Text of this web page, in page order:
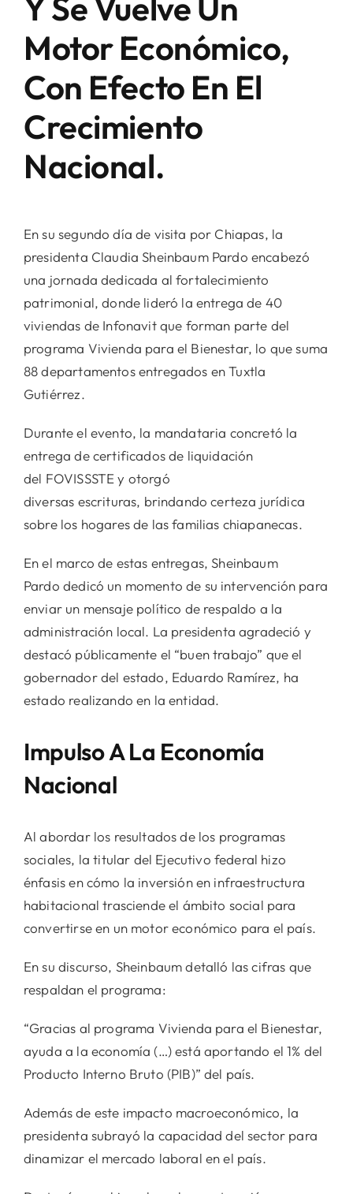
Motor Económico,
Con Efecto En El
Crecimiento
Nacional.
En su segundo día de visita por Chiapas, la
presidenta Claudia Sheinbaum Pardo encabezó
una jornada dedicada al fortalecimiento
patrimonial, donde lideró la entrega de 40
viviendas de Infonavit que forman parte del
programa Vivienda para el Bienestar, lo que suma
88 departamentos entregados en Tuxtla
Gutiérrez.
Durante el evento, la mandataria concretó la
entrega de certificados de liquidación
del FOVISSSTE y otorgó
diversas escrituras, brindando certeza jurídica
sobre los hogares de las familias chiapanecas.
En el marco de estas entregas, Sheinbaum
Pardo dedicó un momento de su intervención para
enviar un mensaje político de respaldo a la
administración local. La presidenta agradeció y
destacó públicamente el “buen trabajo” que el
gobernador del estado, Eduardo Ramírez, ha
estado realizando en la entidad.
Impulso A La Economía
Nacional
Al abordar los resultados de los programas
sociales, la titular del Ejecutivo federal hizo
énfasis en cómo la inversión en infraestructura
habitacional trasciende el ámbito social para
convertirse en un motor económico para el país.
En su discurso, Sheinbaum detalló las cifras que
respaldan el programa:
“Gracias al programa Vivienda para el Bienestar,
ayuda a la economía (…) está aportando el 1% del
Producto Interno Bruto (PIB)” del país.
Además de este impacto macroeconómico, la
presidenta subrayó la capacidad del sector para
dinamizar el mercado laboral en el país.